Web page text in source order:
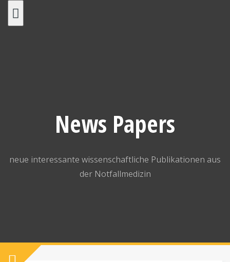
News Papers
neue interessante wissenschaftliche Publikationen aus
der Notfallmedizin